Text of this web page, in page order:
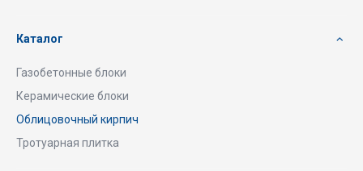
Каталог
Газобетонные блоки
Керамические блоки
Облицовочный кирпич
Тротуарная плитка